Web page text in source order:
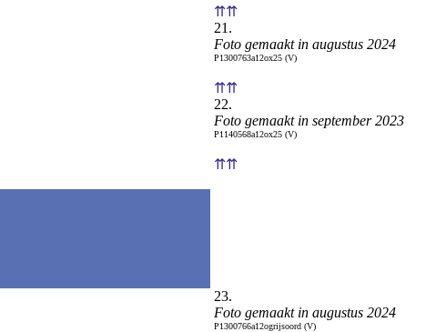
⇈⇈
21.
Foto gemaakt in augustus 2024
P1300763a12ox25 (V)
⇈⇈
22.
Foto gemaakt in september 2023
P1140568a12ox25 (V)
⇈⇈
23.
Foto gemaakt in augustus 2024
P1300766a12ogrijsoord (V)